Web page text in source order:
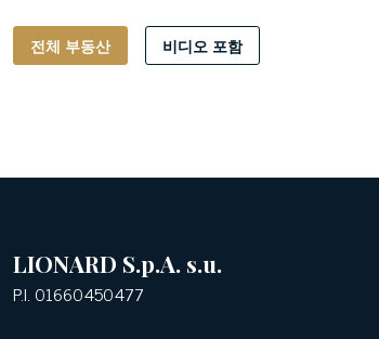
전체 부동산 비디오 포함
LIONARD S.p.A. s.u.
P.I. 01660450477